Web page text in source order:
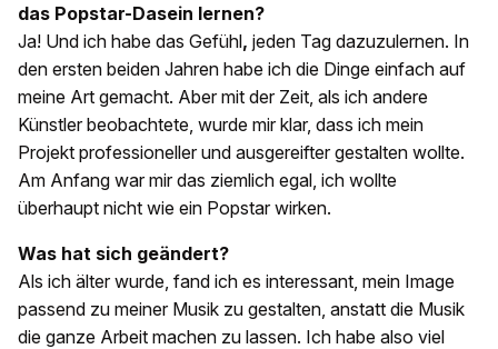
das Popstar-Dasein lernen?
Ja! Und ich habe das Gefühl, jeden Tag dazuzulernen. In
den ersten beiden Jahren habe ich die Dinge einfach auf
meine Art gemacht. Aber mit der Zeit, als ich andere
Künstler beobachtete, wurde mir klar, dass ich mein
Projekt professioneller und ausgereifter gestalten wollte.
Am Anfang war mir das ziemlich egal, ich wollte
überhaupt nicht wie ein Popstar wirken.
Was hat sich geändert?
Als ich älter wurde, fand ich es interessant, mein Image
passend zu meiner Musik zu gestalten, anstatt die Musik
die ganze Arbeit machen zu lassen. Ich habe also viel